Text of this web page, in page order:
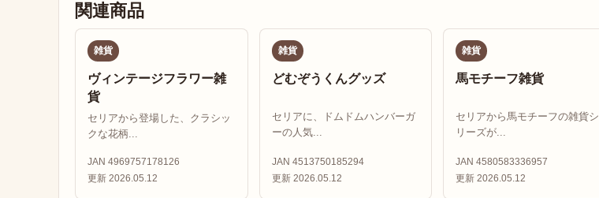
関連商品
雑貨
ヴィンテージフラワー雑
貨
セリアから登場した、クラシッ
クな花柄...
JAN 4969757178126
更新 2026.05.12
雑貨
どむぞうくんグッズ
セリアに、ドムドムハンバーガ
ーの人気...
JAN 4513750185294
更新 2026.05.12
雑貨
馬モチーフ雑貨
セリアから馬モチーフの雑貨シ
リーズが...
JAN 4580583336957
更新 2026.05.12